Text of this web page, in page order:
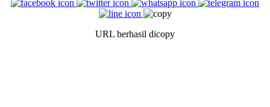
URL berhasil dicopy